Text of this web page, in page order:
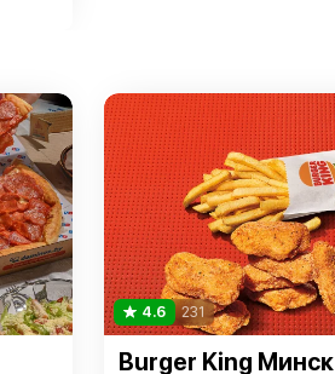
4.6 231
Burger King Минск